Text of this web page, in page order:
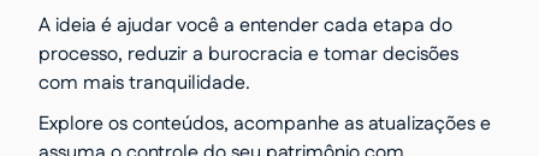
A ideia é ajudar você a entender cada etapa do
processo, reduzir a burocracia e tomar decisões
com mais tranquilidade.
Explore os conteúdos, acompanhe as atualizações e